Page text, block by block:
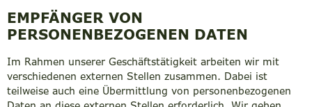
EMPFÄNGER VON
PERSONENBEZOGENEN DATEN
Im Rahmen unserer Geschäftstätigkeit arbeiten wir mit
verschiedenen externen Stellen zusammen. Dabei ist
teilweise auch eine Übermittlung von personenbezogenen